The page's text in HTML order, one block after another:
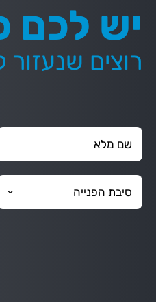
יש לכם
רוצים